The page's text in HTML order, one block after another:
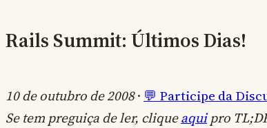
Rails Summit: Últimos Dias!
10 de outubro de 2008· 💬 Participe da
Se tem preguiça de ler, cliqueaquipro